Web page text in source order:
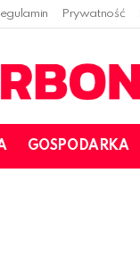
Prywatność
GOSPODARKA